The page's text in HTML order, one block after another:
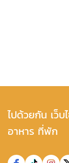
ไปด้วยกัน เว็
อาหาร ที่พัก